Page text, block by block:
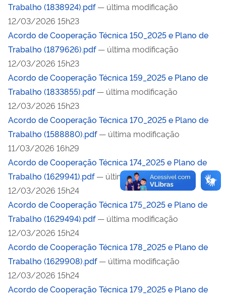
Trabalho (1838924).pdf — última modificação
12/03/2026 15h23
Acordo de Cooperação Técnica 150_2025 e Plano de
Trabalho (1879626).pdf — última modificação
12/03/2026 15h23
Acordo de Cooperação Técnica 159_2025 e Plano de
Trabalho (1833855).pdf — última modificação
12/03/2026 15h23
Acordo de Cooperação Técnica 170_2025 e Plano de
Trabalho (1588880).pdf — última modificação
11/03/2026 16h29
Acordo de Cooperação Técnica 174_2025 e Plano de
Trabalho (1629941).pdf — última modificação
12/03/2026 15h24
Acordo de Cooperação Técnica 175_2025 e Plano de
Trabalho (1629494).pdf — última modificação
12/03/2026 15h24
Acordo de Cooperação Técnica 178_2025 e Plano de
Trabalho (1629908).pdf — última modificação
12/03/2026 15h24
Acordo de Cooperação Técnica 179_2025 e Plano de